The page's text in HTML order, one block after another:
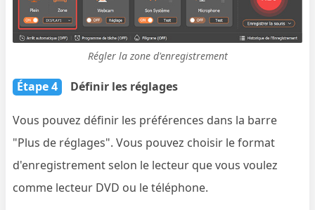
Régler la zone d'enregistrement
Étape 4 Définir les réglages
Vous pouvez définir les préférences dans la barre
"Plus de réglages". Vous pouvez choisir le format
d'enregistrement selon le lecteur que vous voulez
comme lecteur DVD ou le téléphone.